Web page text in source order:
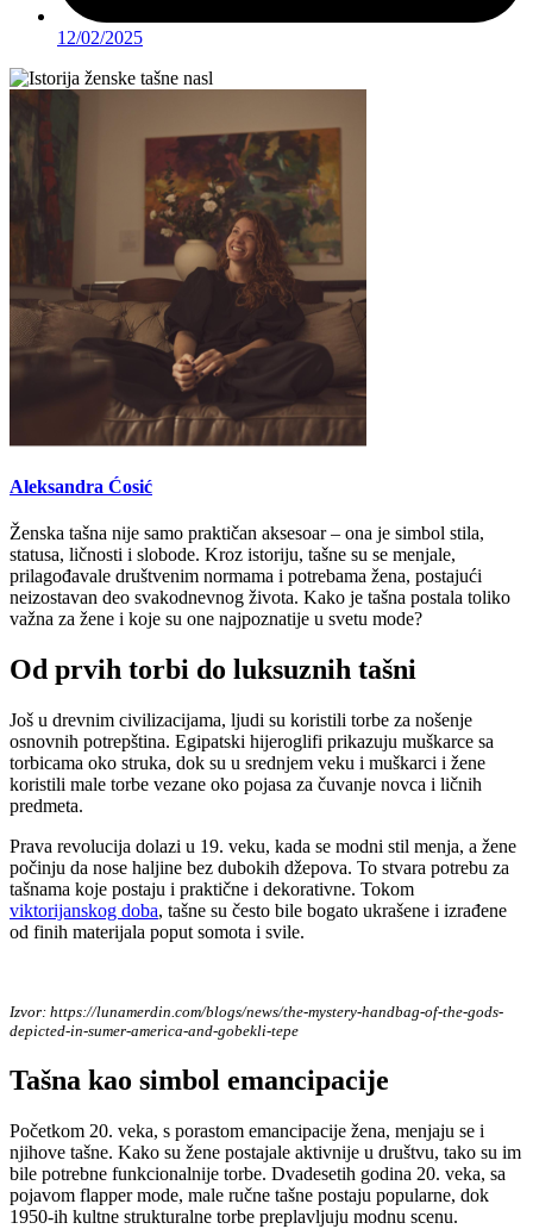
12/02/2025
Aleksandra Ćosić
Ženska tašna nije samo praktičan aksesoar – ona je simbol stila,
statusa, ličnosti i slobode. Kroz istoriju, tašne su se menjale,
prilagođavale društvenim normama i potrebama žena, postajući
neizostavan deo svakodnevnog života. Kako je tašna postala toliko
važna za žene i koje su one najpoznatije u svetu mode?
Od prvih torbi do luksuznih tašni
Još u drevnim civilizacijama, ljudi su koristili torbe za nošenje
osnovnih potrepština. Egipatski hijeroglifi prikazuju muškarce sa
torbicama oko struka, dok su u srednjem veku i muškarci i žene
koristili male torbe vezane oko pojasa za čuvanje novca i ličnih
predmeta.
Prava revolucija dolazi u 19. veku, kada se modni stil menja, a žene
počinju da nose haljine bez dubokih džepova. To stvara potrebu za
tašnama koje postaju i praktične i dekorativne. Tokom
viktorijanskog doba, tašne su često bile bogato ukrašene i izrađene
od finih materijala poput somota i svile.
Izvor: https://lunamerdin.com/blogs/news/the-mystery-handbag-of-the-gods-
depicted-in-sumer-america-and-gobekli-tepe
Tašna kao simbol emancipacije
Početkom 20. veka, s porastom emancipacije žena, menjaju se i
njihove tašne. Kako su žene postajale aktivnije u društvu, tako su im
bile potrebne funkcionalnije torbe. Dvadesetih godina 20. veka, sa
pojavom flapper mode, male ručne tašne postaju popularne, dok
1950-ih kultne strukturalne torbe preplavljuju modnu scenu.